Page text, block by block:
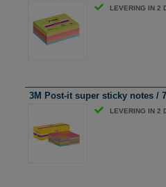
LEVERING IN 2
3M Post-it super sticky notes /
LEVERING IN 2